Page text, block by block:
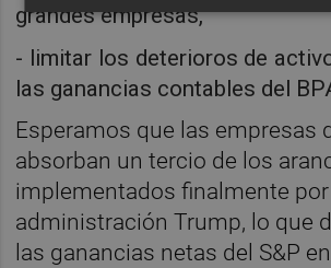
grandes empresas,
- limitar los deterioros de
las ganancias contables del
Esperamos que las empresas
absorban un tercio de los
implementados finalmente por
administración Trump, lo que
las ganancias netas del S&P